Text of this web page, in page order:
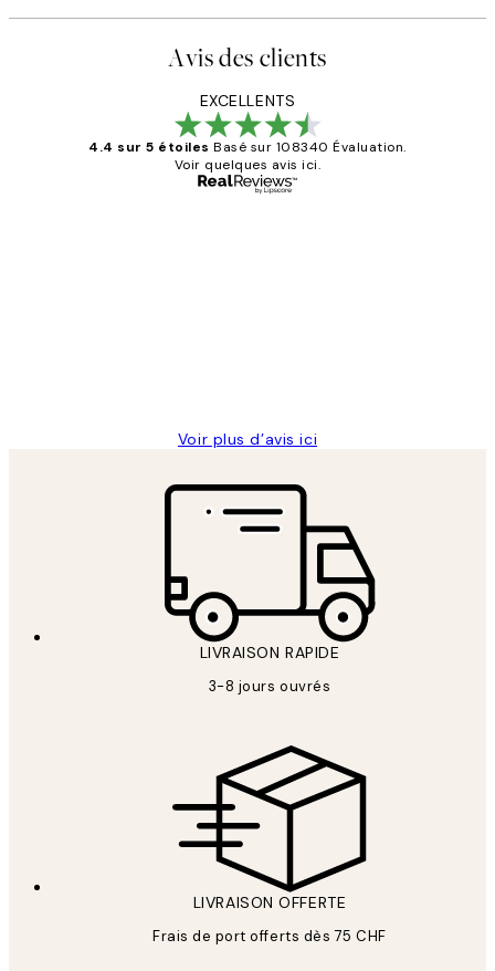
Avis des clients
EXCELLENTS
4.4 sur 5 étoiles Basé sur 108340 Évaluation.
Voir quelques avis ici.
Voir plus d’avis ici
LIVRAISON RAPIDE
3-8 jours ouvrés
LIVRAISON OFFERTE
Frais de port offerts dès 75 CHF